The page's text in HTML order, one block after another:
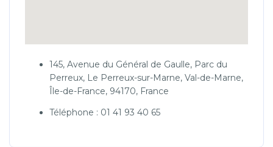
145, Avenue du Général de Gaulle, Parc du
Perreux, Le Perreux-sur-Marne, Val-de-Marne,
Île-de-France, 94170, France
Téléphone : 01 41 93 40 65